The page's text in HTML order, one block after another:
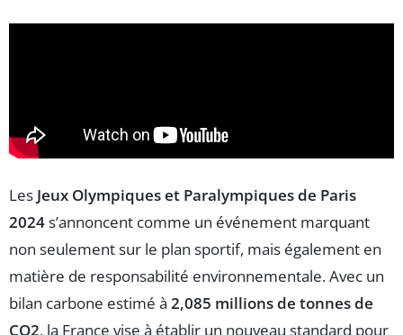
Les Jeux Olympiques et Paralympiques de Paris
2024s’annoncent comme un événement marquant
non seulement sur le plan sportif, mais également en
matière de responsabilité environnementale. Avec un
bilan carbone estimé à 2,085 millions de tonnes de
CO2, la France vise à établir un nouveau standard pour